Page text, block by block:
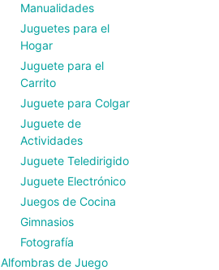
Manualidades
Juguetes para el
Hogar
Juguete para el
Carrito
Juguete para Colgar
Juguete de
Actividades
Juguete Teledirigido
Juguete Electrónico
Juegos de Cocina
Gimnasios
Fotografía
Alfombras de Juego